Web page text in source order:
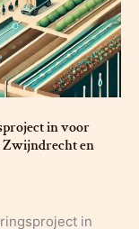
in voor
Zwijndrecht en
in